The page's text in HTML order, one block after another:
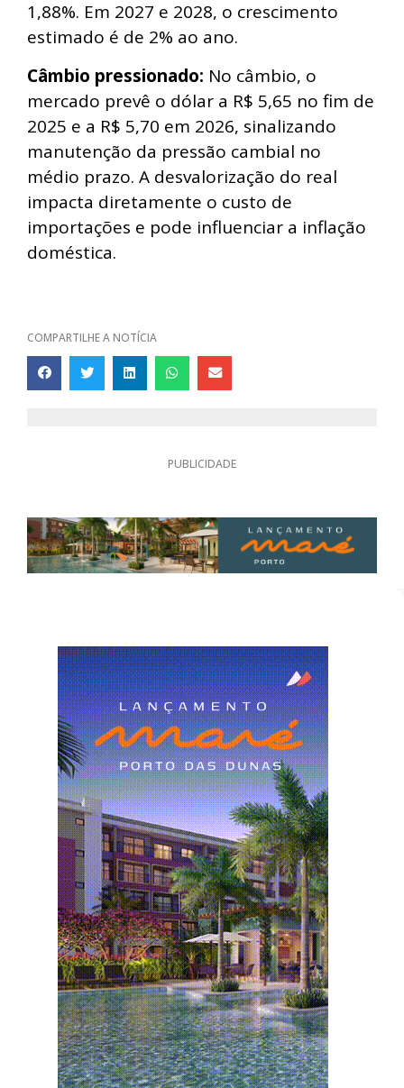
1,88%. Em 2027 e 2028, o crescimento
estimado é de 2% ao ano.
Câmbio pressionado: No câmbio, o
mercado prevê o dólar a R$ 5,65 no fim de
2025 e a R$ 5,70 em 2026, sinalizando
manutenção da pressão cambial no
médio prazo. A desvalorização do real
impacta diretamente o custo de
importações e pode influenciar a inflação
doméstica.
COMPARTILHE A NOTÍCIA
PUBLICIDADE